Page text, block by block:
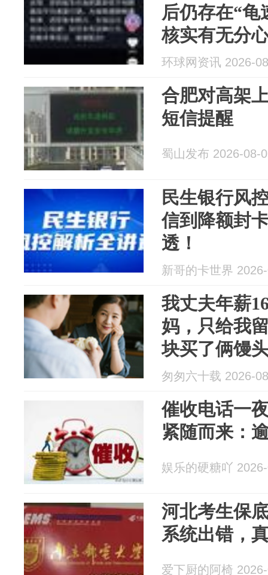
后仍存在“龟
核实有无分
来已查实182
环球网资讯 2026-
合肥对高架
短信提醒
蜀山发布 2026-08-
民生银行风
信到降额封
透！
新哥的卡世界
我丈夫年薪
妈，只给我
块买了俩馒
个月的差事
接来电和
匆匆六十载 2026-
催收电话一
紧随而来：
娱乐的硬糖吖
河北考生保
系统出错，
爱下厨的阿椅